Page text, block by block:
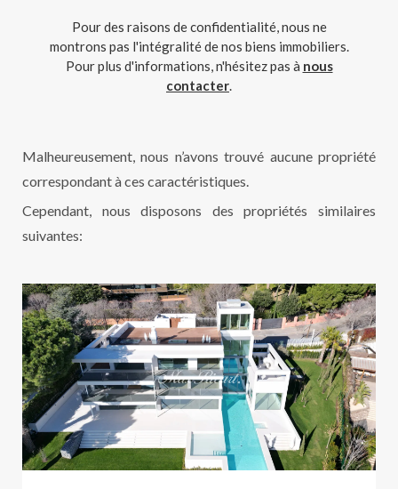
Pour des raisons de confidentialité, nous ne
montrons pas l'intégralité de nos biens immobiliers.
Pour plus d'informations, n'hésitez pas à nous
contacter.
Malheureusement, nous n’avons trouvé aucune propriété
correspondant à ces caractéristiques.
Cependant, nous disposons des propriétés similaires
suivantes: